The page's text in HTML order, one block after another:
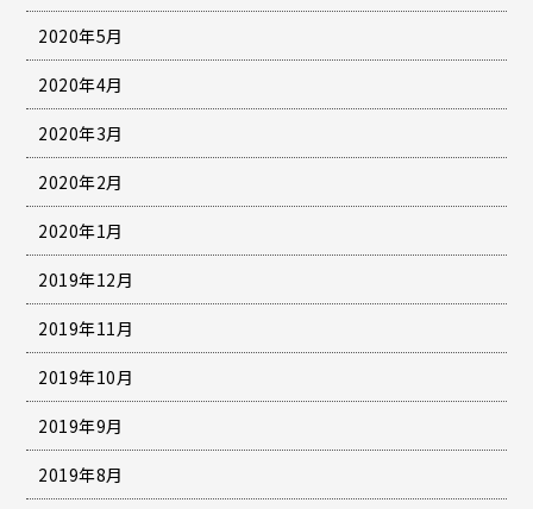
2020年5月
2020年4月
2020年3月
2020年2月
2020年1月
2019年12月
2019年11月
2019年10月
2019年9月
2019年8月